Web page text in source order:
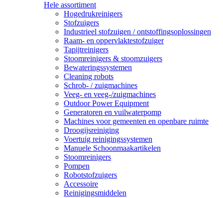
Hele assortiment
Hogedrukreinigers
Stofzuigers
Industrieel stofzuigen / ontstoffingsoplossingen
Raam- en oppervlaktestofzuiger
Tapijtreinigers
Stoomreinigers & stoomzuigers
Bewateringssystemen
Cleaning robots
Schrob- / zuigmachines
Veeg- en veeg-/zuigmachines
Outdoor Power Equipment
Generatoren en vuilwaterpomp
Machines voor gemeenten en openbare ruimte
Droogijsreiniging
Voertuig reinigingssystemen
Manuele Schoonmaakartikelen
Stoomreinigers
Pompen
Robotstofzuigers
Accessoire
Reinigingsmiddelen